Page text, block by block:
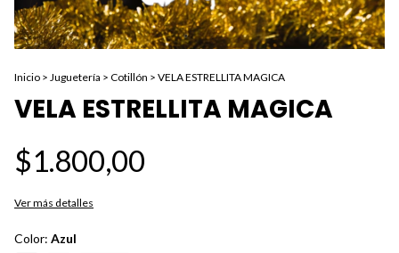
Inicio > Juguetería > Cotillón > VELA ESTRELLITA MAGICA
VELA ESTRELLITA MAGICA
$1.800,00
Ver más detalles
Color: Azul